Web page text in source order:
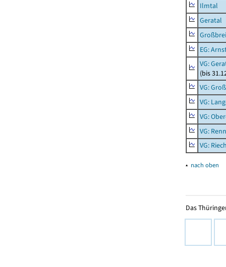
Ilmtal
Geratal
EG:
VG:
(bis
VG:
VG:
VG:
VG:
VG:
▴ nach oben
Das